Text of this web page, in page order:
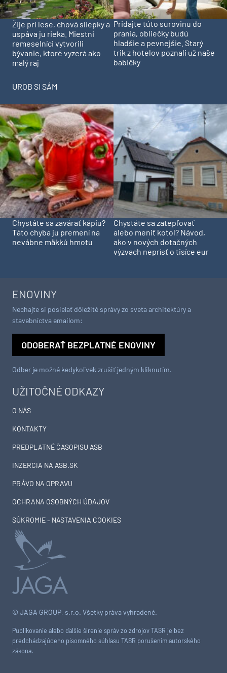
Žije pri lese, chová sliepky a
uspáva ju rieka. Miestni
remeselníci vytvorili
bývanie, ktoré vyzerá ako
malý raj
Pridajte túto surovinu do
prania, obliečky budú
hladšie a pevnejšie. Starý
trik z hotelov poznali už naše
babičky
UROB SI SÁM
Chystáte sa zavárať kápiu?
Táto chyba ju premení na
nevábne mäkkú hmotu
Chystáte sa zatepľovať
alebo meniť kotol? Návod,
ako v nových dotačných
výzvach neprísť o tisíce eur
© JAGA GROUP, s.r.o. Všetky práva vyhradené.
Publikovanie alebo ďalšie šírenie správ zo zdrojov TASR je bez
predchádzajúceho písomného súhlasu TASR porušením autorského
zákona.
UŽITOČNÉ ODKAZY
O NÁS
KONTAKTY
PREDPLATNÉ ČASOPISU ASB
INZERCIA NA ASB.SK
PRÁVO NA OPRAVU
OCHRANA OSOBNÝCH ÚDAJOV
SÚKROMIE – NASTAVENIA COOKIES
ENOVINY
Nechajte si posielať dôležité správy zo sveta architektúry a
stavebníctva emailom:
ODOBERAŤ BEZPLATNÉ ENOVINY
Odber je možné kedykoľvek zrušiť jedným kliknutím.